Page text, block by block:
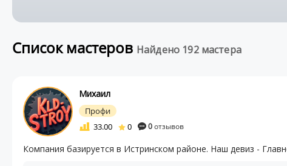
Список мастеров Найдено 192 мастера
Михаил
Профи
33.00
0 0отзывов
Компания базируется в Истринском районе. Наш девиз -